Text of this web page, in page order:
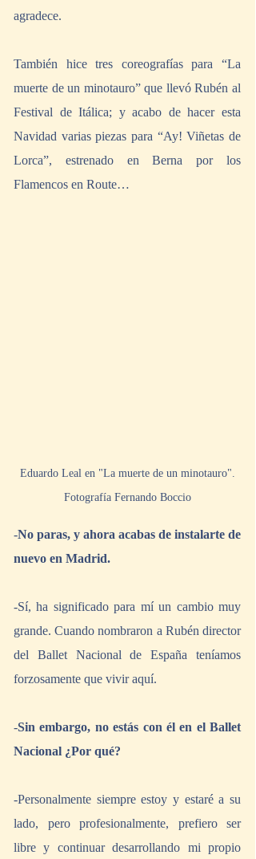
agradece.
También hice tres coreografías para “La
muerte de un minotauro” que llevó Rubén al
Festival de Itálica; y acabo de hacer esta
Navidad varias piezas para “Ay! Viñetas de
Lorca”, estrenado en Berna por los
Flamencos en Route…
Eduardo Leal en "La muerte de un minotauro".
Fotografía Fernando Boccio
-No paras, y ahora acabas de instalarte de
nuevo en Madrid.
-Sí, ha significado para mí un cambio muy
grande. Cuando nombraron a Rubén director
del Ballet Nacional de España teníamos
forzosamente que vivir aquí.
-Sin embargo, no estás con él en el Ballet
Nacional ¿Por qué?
-Personalmente siempre estoy y estaré a su
lado, pero profesionalmente, prefiero ser
libre y continuar desarrollando mi propio